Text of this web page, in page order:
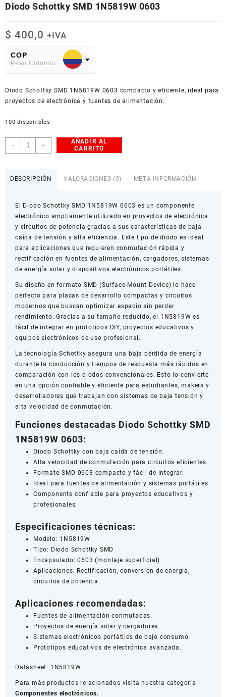
Diodo Schottky SMD 1N5819W 0603
$ 400,0 +IVA
COP
American Dollar
Diodo Schottky SMD 1N5819W 0603 compacto y eficiente, ideal para
proyectos de electrónica y fuentes de alimentación.
100 disponibles
-
Diodo
Schottky
1N5819W
+
AÑADIR AL
CARRITO
DESCRIPCIÓN VALORACIONES (0) META INFORMACIÓN
El Diodo Schottky SMD 1N5819W 0603 es un componente
electrónico ampliamente utilizado en proyectos de electrónica
y circuitos de potencia gracias a sus características de baja
caída de tensión y alta eficiencia. Este tipo de diodo es ideal
para aplicaciones que requieren conmutación rápida y
rectificación en fuentes de alimentación, cargadores, sistemas
de energía solar y dispositivos electrónicos portátiles.
Su diseño en formato SMD (Surface-Mount Device) lo hace
perfecto para placas de desarrollo compactas y circuitos
modernos que buscan optimizar espacio sin perder
rendimiento. Gracias a su tamaño reducido, el 1N5819W es
fácil de integrar en prototipos DIY, proyectos educativos y
equipos electrónicos de uso profesional.
La tecnología Schottky asegura una baja pérdida de energía
durante la conducción y tiempos de respuesta más rápidos en
comparación con los diodos convencionales. Esto lo convierte
en una opción confiable y eficiente para estudiantes, makers y
desarrolladores que trabajan con sistemas de baja tensión y
alta velocidad de conmutación.
Funciones destacadas Diodo Schottky SMD
1N5819W 0603:
Diodo Schottky con baja caída de tensión.
Alta velocidad de conmutación para circuitos eficientes.
Formato SMD 0603 compacto y fácil de integrar.
Ideal para fuentes de alimentación y sistemas portátiles.
Componente confiable para proyectos educativos y
profesionales.
Especificaciones técnicas:
Modelo: 1N5819W
Tipo: Diodo Schottky SMD
Encapsulado: 0603 (montaje superficial)
Aplicaciones: Rectificación, conversión de energía,
circuitos de potencia
Aplicaciones recomendadas:
Fuentes de alimentación conmutadas.
Proyectos de energía solar y cargadores.
Sistemas electrónicos portátiles de bajo consumo.
Prototipos educativos de electrónica avanzada.
Datasheet: 1N5819W.
Para más productos relacionados visita nuestra categoría
Componentes electrónicos.